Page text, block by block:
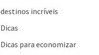
destinos incríveis
Dicas
Dicas para economizar